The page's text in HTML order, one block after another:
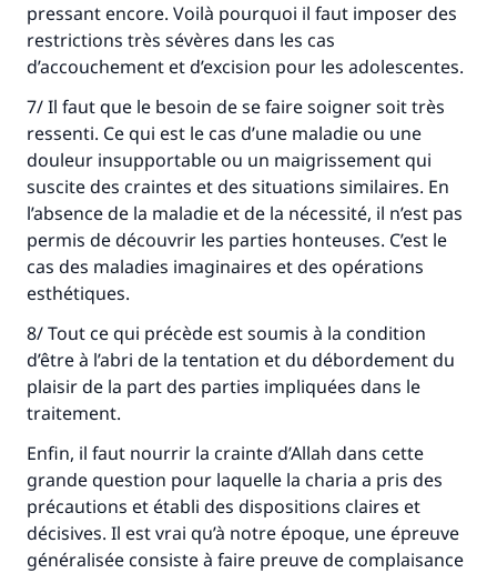
pressant encore. Voilà pourquoi il faut imposer des
restrictions très sévères dans les cas
d’accouchement et d’excision pour les adolescentes.
7/ Il faut que le besoin de se faire soigner soit très
ressenti. Ce qui est le cas d’une maladie ou une
douleur insupportable ou un maigrissement qui
suscite des craintes et des situations similaires. En
l’absence de la maladie et de la nécessité, il n’est pas
permis de découvrir les parties honteuses. C’est le
cas des maladies imaginaires et des opérations
esthétiques.
8/ Tout ce qui précède est soumis à la condition
d’être à l’abri de la tentation et du débordement du
plaisir de la part des parties impliquées dans le
traitement.
Enfin, il faut nourrir la crainte d’Allah dans cette
grande question pour laquelle la charia a pris des
précautions et établi des dispositions claires et
décisives. Il est vrai qu’à notre époque, une épreuve
généralisée consiste à faire preuve de complaisance